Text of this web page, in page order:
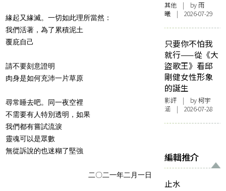
緣起又緣滅。一切如此理所當然：
我們活著，為了累積泥土
覆庇自己
請不要刻意證明
肉身是如何充沛一片草原
尋常睡去吧。同一夜空裡
不需要有人特別透明，如果
我們都有嘗試流淚
靈魂可以是眾數
無從訴說的也迷糊了堅強
二〇二一年二月一日
其他 | by 雨
曦 | 2026-07-29
只要你不怕我
就行——從《大
盜歌王》看邱
剛健女性形象
的誕生
影評 | by 柯宇
涵 | 2026-07-28
編輯推介
止水